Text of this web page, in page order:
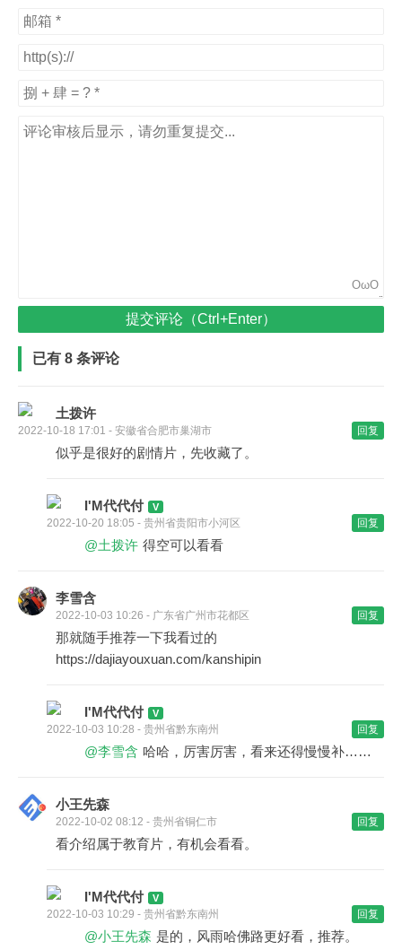
OωO
提交评论（Ctrl+Enter）
已有 8 条评论
土拨许
2022-10-18 17:01 - 安徽省合肥市巢湖市 回复
似乎是很好的剧情片，先收藏了。
I'M代代付
2022-10-20 18:05 - 贵州省贵阳市小河区 回复
@土拨许 得空可以看看
李雪含
2022-10-03 10:26 - 广东省广州市花都区 回复
那就随手推荐一下我看过的
https://dajiayouxuan.com/kanshipin
I'M代代付
2022-10-03 10:28 - 贵州省黔东南州 回复
@李雪含 哈哈，厉害厉害，看来还得慢慢补……
小王先森
2022-10-02 08:12 - 贵州省铜仁市 回复
看介绍属于教育片，有机会看看。
I'M代代付
2022-10-03 10:29 - 贵州省黔东南州 回复
@小王先森 是的，风雨哈佛路更好看，推荐。